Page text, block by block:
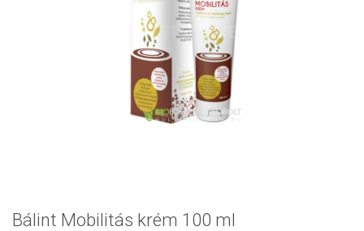
Bálint Mobilitás krém 100 ml